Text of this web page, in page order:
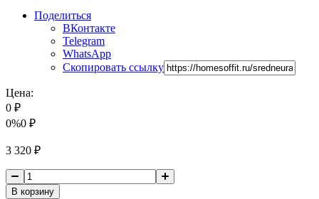
Поделиться
ВКонтакте
Telegram
WhatsApp
Скопировать ссылку
Цена:
0 ₽
0%0 ₽
3 320 ₽
В корзину